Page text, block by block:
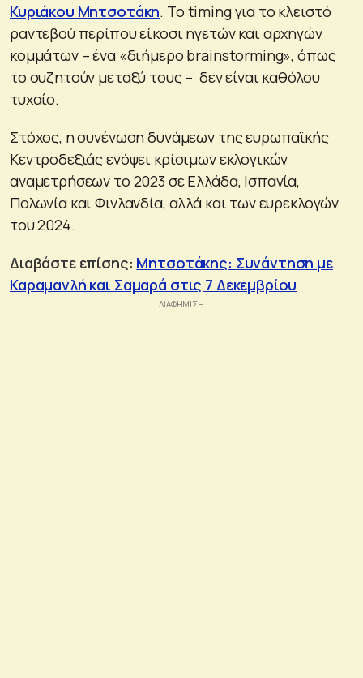
Κυριάκου Μητσοτάκη. Το timing για το κλειστό
ραντεβού περίπου είκοσι ηγετών και αρχηγών
κομμάτων – ένα «διήμερο brainstorming», όπως
το συζητούν μεταξύ τους – δεν είναι καθόλου
τυχαίο.
Στόχος, η συνένωση δυνάμεων της ευρωπαϊκής
Κεντροδεξιάς ενόψει κρίσιμων εκλογικών
αναμετρήσεων το 2023 σε Ελλάδα, Ισπανία,
Πολωνία και Φινλανδία, αλλά και των ευρεκλογών
του 2024.
Διαβάστε επίσης: Μητσοτάκης: Συνάντηση με
Καραμανλή και Σαμαρά στις 7 Δεκεμβρίου